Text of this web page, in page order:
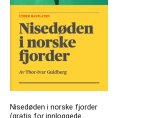
Nisedøden i norske fjorder
(gratis for innloggede